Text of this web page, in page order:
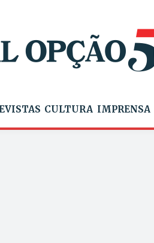
CULTURA IMPRENSA